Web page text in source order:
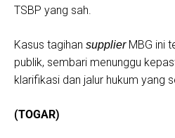
TSBP yang sah.
​Kasus tagihan supplierMBG ini
publik, sembari menunggu
klarifikasi dan jalur hukum yang
​(TOGAR)